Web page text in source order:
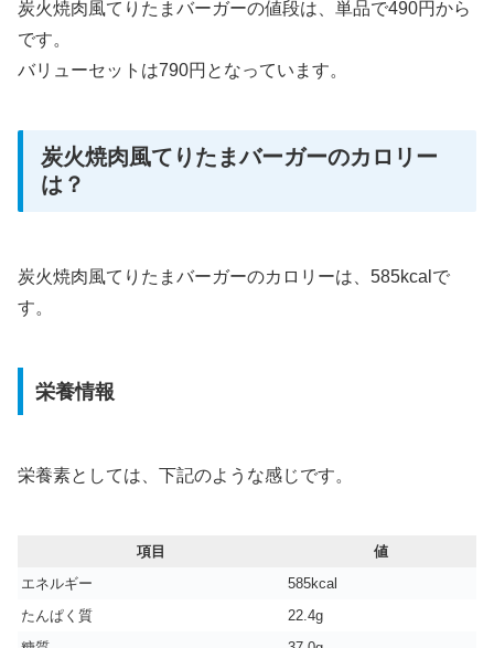
炭火焼肉風てりたまバーガーの値段は、単品で490円から
です。
バリューセットは790円となっています。
炭火焼肉風てりたまバーガーのカロリー
は？
炭火焼肉風てりたまバーガーのカロリーは、585kcalで
す。
栄養情報
栄養素としては、下記のような感じです。
項目
値
エネルギー
585kcal
たんぱく質
22.4g